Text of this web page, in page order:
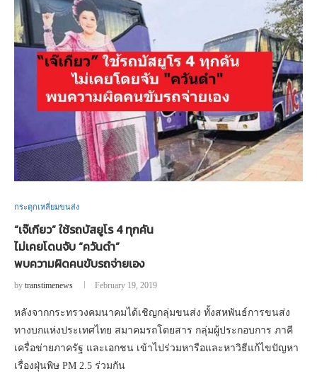
กระตุกเหลี่ยมขนส่ง
“เจ๊เกียว” ใช้รถบัสยูโร 4 ทุกคัน
ไม่เคยโดนจับ “ควันดำ”
พบความผิดคนขับรถจ่ายเอง
by transtimenews February 19, 2019
หลังจากกระทรวงคมนาคมได้เชิญกลุ่มขนส่ง ทั้งสหพันธ์การขนส่ง
ทางบกแห่งประเทศไทย สมาคมรถโดยสาร กลุ่มผู้ประกอบการ ภาคี
เครื่อข่ายภาครัฐ และเอกชน เข้าไปร่วมหารือและหาวิธีแก้ไขปัญหา
เรื่องฝุ่นพิษ PM 2.5 ร่วมกัน